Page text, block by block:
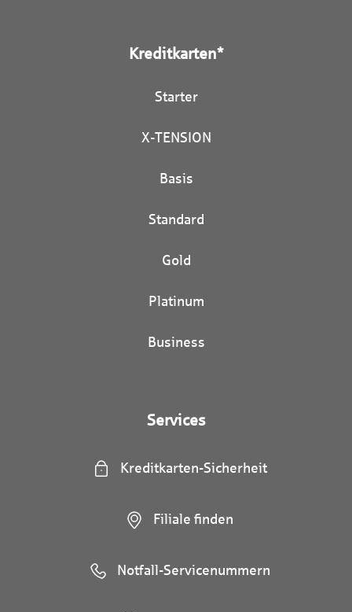
Kreditkarten*
Starter
X-TENSION
Basis
Standard
Gold
Platinum
Business
Services
Kreditkarten-Sicherheit
Filiale finden
Notfall-Servicenummern